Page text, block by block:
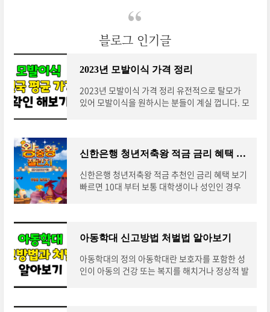
블로그 인기글
2023년 모발이식 가격 정리
2023년 모발이식 가격 정리 유전적으로 탈모가
있어 모발이식을 원하시는 분들이 계실 껍니다. 모
병 등 다양한 이유로 발생할 수 있습니다. 탈모가
심하게 진행되면 두피에서 머리카락이 자라는 모
발 유전자가 손상되어 모발이 다시 자라지 않는 경
우도 있습니다. 모발이식 가격 기준 모발이식 가격
다. 모발이식은 주로 머리카락 수를 기준으로 가격
이 분류되어 있으며 대표적으로 5가지의 분류로
나눠 집니다. 모발이식 1모당 모발이..
신한은행 청년저축왕 적금 금리 혜택 보기
신한은행 청년저축왕 적금 추천인 금리 혜택 보기
빠르면 10대 부터 보통 대학생이나 성인인 경우
했습니다. 오늘은 이 상품에 대해 한번 확인해보려
고 합니다. 신한은행 청년저축왕 특징 짧게보기 이
자율이 높음 신한은행의 적금통장은 다른 은행에
비해 상대적으로 높은 이자율을(최고 5.85%) 제
아동학대 신고방법 처벌법 알아보기
아동학대의 정의 아동학대란 보호자를 포함한 성
인이 아동의 건강 또는 복지를 해치거나 정상적 발